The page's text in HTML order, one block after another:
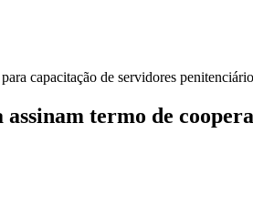
capacitação de servidores
termo de